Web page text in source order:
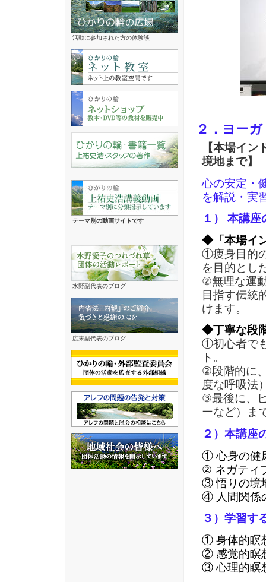
２．ヨー
【本場イ
境地まで】
心の安定・
を解説・実
１） 本講
◆「本場イ
①痩身目的
を目的とし
②無理な運
目指す伝統
けます。
◆丁寧な段
①初心者で
ト。
②段階的に
度な呼吸法
③最後に、
ーなど）ま
２）本講座
① 心身の健
② ネガティ
③ 悟りの境
④ 人間関係
３）学習す
① 身体的瞑
② 感覚的瞑
③ 心理的瞑
活動に参加された方の体験談
テーマ別の動画サイトです
水野副代表のブログ
広末副代表のブログ